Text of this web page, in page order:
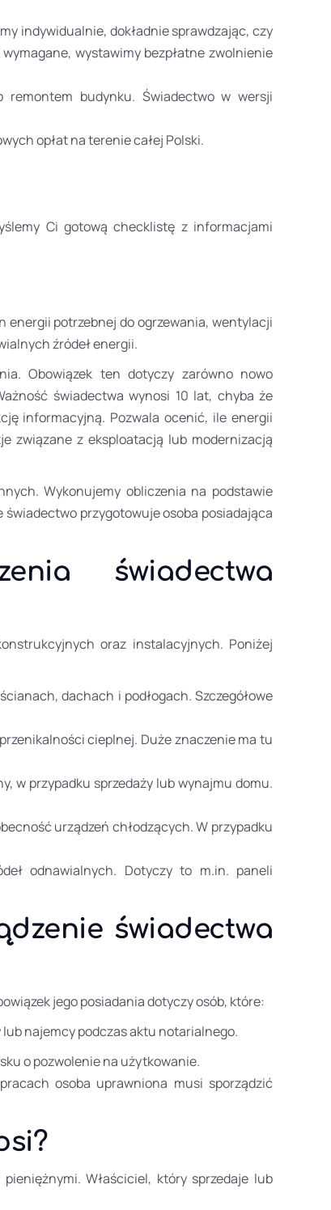
indywidualnie, dokładnie sprawdzając, czy
wystawimy bezpłatne zwolnienie
budynku. Świadectwo w wersji
opłat na terenie całej Polski.
Ci gotową checklistę z informacjami
potrzebnej do ogrzewania, wentylacji
źródeł energii.
Obowiązek ten dotyczy zarówno nowo
świadectwa wynosi 10 lat, chyba że
informacyjną. Pozwala ocenić, ile energii
związane z eksploatacją lub modernizacją
Wykonujemy obliczenia na podstawie
przygotowuje osoba posiadająca
świadectwa
oraz instalacyjnych. Poniżej
dachach i podłogach. Szczegółowe
cieplnej. Duże znaczenie ma tu
w przypadku sprzedaży lub wynajmu domu.
urządzeń chłodzących. W przypadku
odnawialnych. Dotyczy to m.in. paneli
świadectwa
jego posiadania dotyczy osób, które:
najemcy podczas aktu notarialnego.
o pozwolenie na użytkowanie.
osoba uprawniona musi sporządzić
Właściciel, który sprzedaje lub